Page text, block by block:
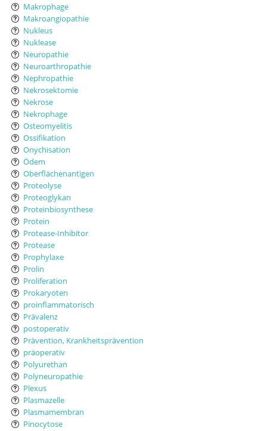
Makrophage
Makroangiopathie
Nukleus
Nuklease
Neuropathie
Neuroarthropathie
Nephropathie
Nekrosektomie
Nekrose
Nekrophage
Osteomyelitis
Ossifikation
Onychisation
Ödem
Oberflächenantigen
Proteolyse
Proteoglykan
Proteinbiosynthese
Protein
Protease-Inhibitor
Protease
Prophylaxe
Prolin
Proliferation
Prokaryoten
proinflammatorisch
Prävalenz
postoperativ
Prävention, Krankheitsprävention
präoperativ
Polyurethan
Polyneuropathie
Plexus
Plasmazelle
Plasmamembran
Pinocytose